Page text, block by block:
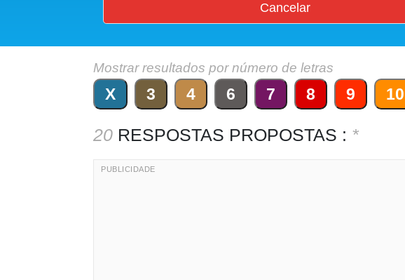
Cancelar
Mostrar resultados por número de letras
X 3 4 6 7 8 9 10
20 RESPOSTAS PROPOSTAS : *